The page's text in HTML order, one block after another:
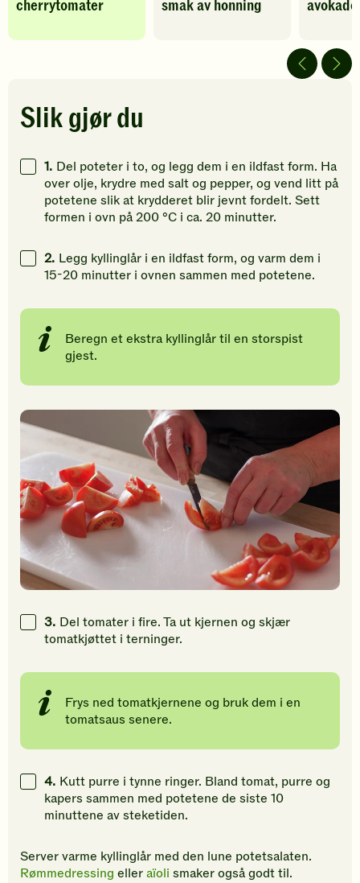
har
5
Klikk
for
gi
din
vurdering.
cherrytomater
har
din
vurdering.
smak av honning
har
av
5
din
Slik gjør du
1. Del poteter i to, og legg dem i en ildfast form. Ha
over olje, krydre med salt og pepper, og vend litt på
potetene slik at krydderet blir jevnt fordelt. Sett
formen i ovn på 200 °C i ca. 20 minutter.
2. Legg kyllinglår i en ildfast form, og varm dem i
15-20 minutter i ovnen sammen med potetene.
Beregn et ekstra kyllinglår til en storspist
gjest.
3. Del tomater i fire. Ta ut kjernen og skjær
tomatkjøttet i terninger.
Frys ned tomatkjernene og bruk dem i en
tomatsaus senere.
4. Kutt purre i tynne ringer. Bland tomat, purre og
kapers sammen med potetene de siste 10
minuttene av steketiden.
Server varme kyllinglår med den lune potetsalaten.
Rømmedressing elleraïoli smaker også godt til.